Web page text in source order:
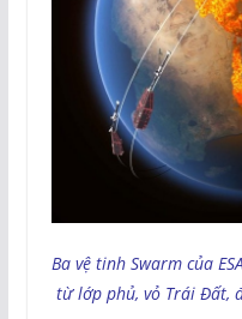
Ba vệ tinh Swarm của
từ lớp phủ, vỏ Trái Đất,